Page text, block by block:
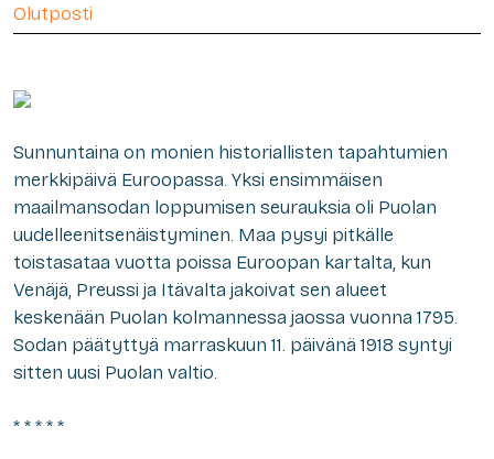
Olutposti
Sunnuntaina on monien historiallisten tapahtumien
merkkipäivä Euroopassa. Yksi ensimmäisen
maailmansodan loppumisen seurauksia oli Puolan
uudelleenitsenäistyminen. Maa pysyi pitkälle
toistasataa vuotta poissa Euroopan kartalta, kun
Venäjä, Preussi ja Itävalta jakoivat sen alueet
keskenään Puolan kolmannessa jaossa vuonna 1795.
Sodan päätyttyä marraskuun 11. päivänä 1918 syntyi
sitten uusi Puolan valtio.
* * * * *